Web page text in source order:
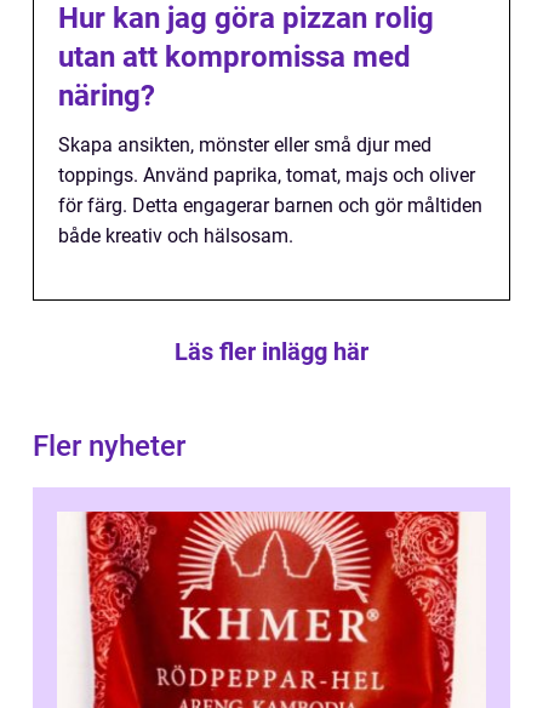
Hur kan jag göra pizzan rolig
utan att kompromissa med
näring?
Skapa ansikten, mönster eller små djur med
toppings. Använd paprika, tomat, majs och oliver
för färg. Detta engagerar barnen och gör måltiden
både kreativ och hälsosam.
Läs fler inlägg här
Fler nyheter